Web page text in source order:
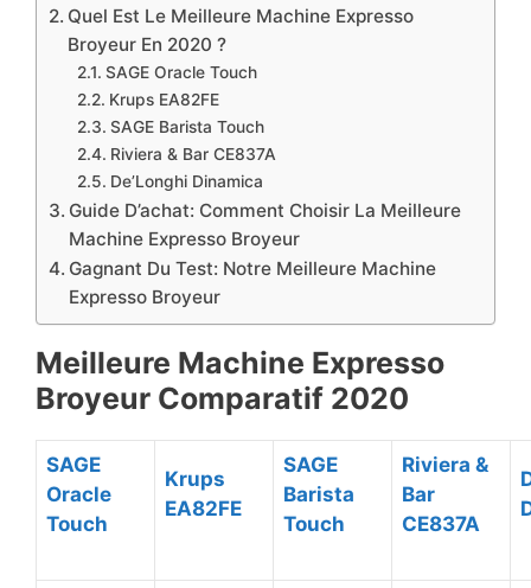
Quel Est Le Meilleure Machine Expresso
Broyeur En 2020 ?
SAGE Oracle Touch
Krups EA82FE
SAGE Barista Touch
Riviera & Bar CE837A
De’Longhi Dinamica
Guide D’achat: Comment Choisir La Meilleure
Machine Expresso Broyeur
​Gagnant Du Test: Notre Meilleure Machine
Expresso Broyeur
Meilleure Machine Expresso
Broyeur Comparatif 2020
SAGE
Oracle
Touch
Krups
EA82FE
SAGE
Barista
Touch
Riviera &
Bar
CE837A